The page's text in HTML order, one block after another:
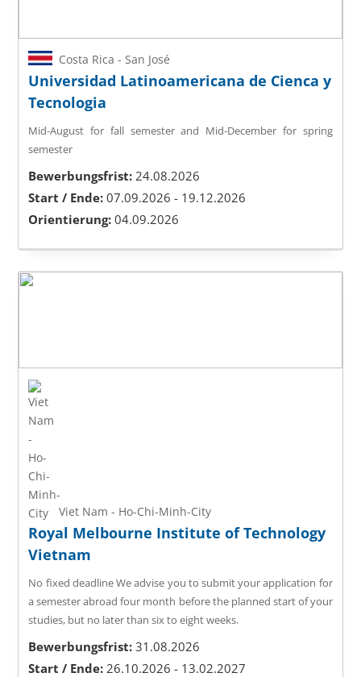
Costa Rica - San José
Universidad Latinoamericana de Cienca y
Tecnologia
Mid-August for fall semester and Mid-December for spring
semester
Bewerbungsfrist: 24.08.2026
Start / Ende: 07.09.2026 - 19.12.2026
Orientierung: 04.09.2026
Viet Nam - Ho-Chi-Minh-City
Royal Melbourne Institute of Technology
Vietnam
No fixed deadlineWe advise you to submit your application for
a semester abroad four month before the planned start of your
studies, but no later than six to eight weeks.
Bewerbungsfrist: 31.08.2026
Start / Ende: 26.10.2026 - 13.02.2027